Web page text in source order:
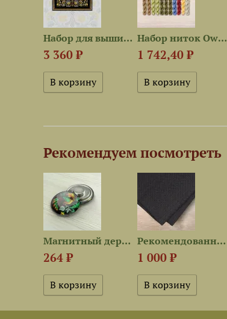
Набор для вышивания «Ночные...
3 360 ₽
Набор ниток OwlForest для...
1 742,40 ₽
Рекомендуем посмотреть
Магнитный держатель...
264 ₽
Рекомендованная ткань для...
1 000 ₽